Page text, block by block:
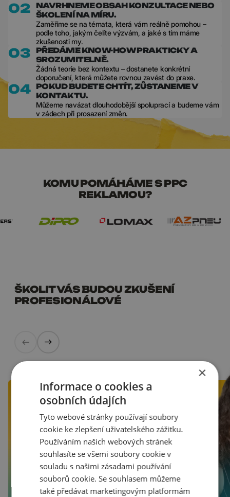
02
NAVRHNEME OBSAH KONZULTACE NEBO
ŠKOLENÍ NA MÍRU.
Zaměříme se na témata, která vám reálně pomohou –
podle toho, jakým čelíte výzvám, a jaké s tím máme
zkušenosti my.
03
PŘEDÁME KNOW-HOW PRAKTICKY A
SROZUMITELNĚ.
Žádná teorie bez kontextu – dostanete konkrétní
doporučení, která můžete rovnou zavést do praxe.
04
POKUD BUDETE CHTÍT, ZŮSTANEME V
KONTAKTU.
Můžeme navázat dlouhodobější spoluprací a budeme vám
v zádech při prosazení změn.
KOMU POMÁHÁME S PPC
REKLAMOU?
ŠKOLIT VÁS BUDOU ZKUŠENÍ
PROFESIONÁLOVÉ
×
Informace o cookies a
osobních údajích
Tyto webové stránky používají soubory
cookie ke zlepšení uživatelského zážitku.
Používáním našich webových stránek
souhlasíte se všemi soubory cookie v
souladu s našimi zásadami používání
souborů cookie. Se souhlasem můžeme
také předávat marketingovým platformám